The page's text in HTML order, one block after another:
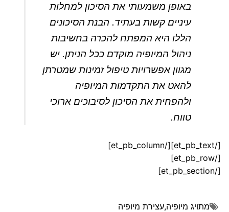
באופן משמעותי את הסיכון למחלות
עיניים קשות בעתיד. הבנת הסיכונים
הללו היא המפתח להכרה בחשיבות
ניהול המיופיה מוקדם ככל הניתן. יש
מגוון אפשרויות טיפול זמינות שמטרתן
להאט את התקדמות המיופיה
ולהפחית את הסיכון לסיבוכים ארוכי
טווח.
[/et_pb_text][/et_pb_column]
[/et_pb_row]
[/et_pb_section]
מתויג מיופיה,עצירת מיופיה